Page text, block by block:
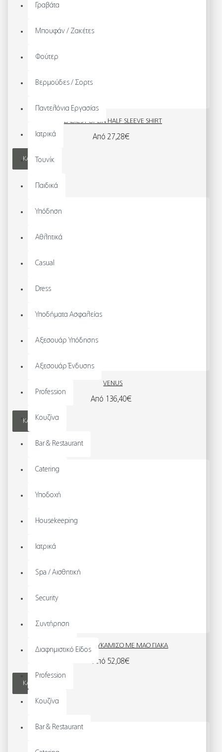
Γραβάτα
Μπουφάν / Ζακέτες
Φούτερ
Βερμούδες / Σορτς
Παντελόνια Εργασίας
Ιατρικά
Τουνίκ
Παιδικά
Υπόδηση
Αθλητικά
Casual
Dress
Υποδήματα Ασφαλείας
Αξεσουάρ Υπόδησης
Αξεσουάρ Ένδυσης
Profession
Κουζίνα
Bar & Restaurant
Catering
Υποδοχή
Housekeeping
Ιατρικά
Spa / Αισθητική
Security
Συντήρηση
Διαφημιστικό Είδος
Profession
Κουζίνα
Bar & Restaurant
LADIES POPLIN HALF SLEEVE SHIRT
Από 27,28€
ΚΑΛΆΘΙ
VENUS
Από 136,40€
ΚΑΛΆΘΙ
ΓΥΝΑΙΚΕΙΟ ΠΟΥΚΑΜΙΣΟ ΜΕ ΜΑΟ ΓΙΑΚΑ
Από 52,08€
ΚΑΛΆΘΙ